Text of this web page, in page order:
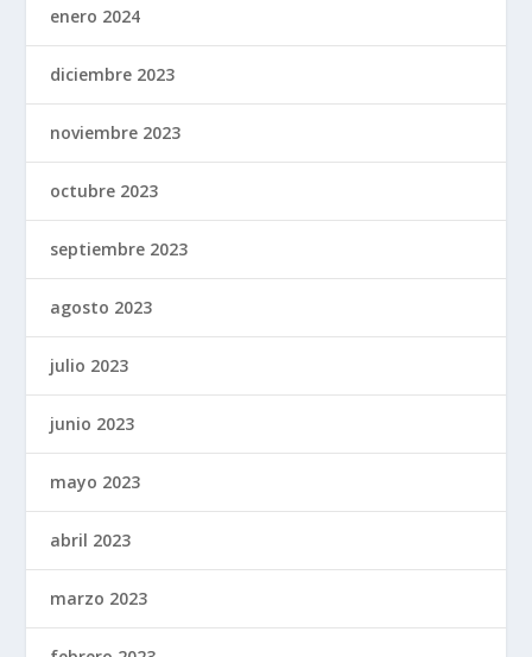
enero 2024
diciembre 2023
noviembre 2023
octubre 2023
septiembre 2023
agosto 2023
julio 2023
junio 2023
mayo 2023
abril 2023
marzo 2023